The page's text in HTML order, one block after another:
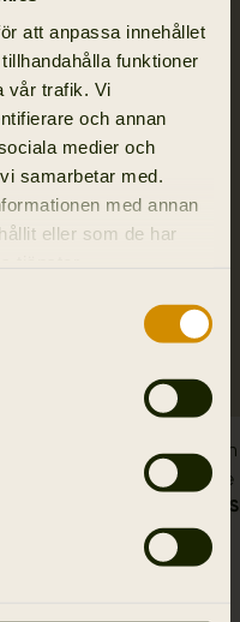
att anpassa innehållet
funktioner
vår trafik. Vi
och annan
medier och
samarbetar med.
med annan
eller som de har
Packable
4 395.00